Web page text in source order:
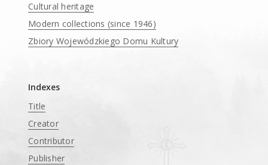
Cultural heritage
Modern collections (since 1946)
Zbiory Wojewódzkiego Domu Kultury
Indexes
Title
Creator
Contributor
Publisher